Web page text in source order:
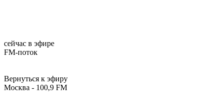
сейчас в эфире
FM-поток
Вернуться к эфиру
Москва - 100,9 FM